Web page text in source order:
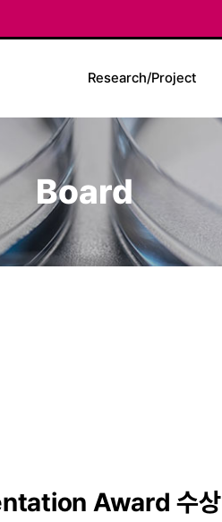
Research/Project
Board
Award 수상